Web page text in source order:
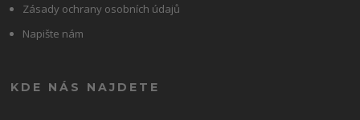
Zásady ochrany osobních údajů
Napište nám
KDE NÁS NAJDETE